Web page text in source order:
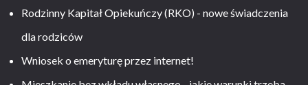
Rodzinny Kapitał Opiekuńczy (RKO) - nowe świadczenia
dla rodziców
Wniosek o emeryturę przez internet!